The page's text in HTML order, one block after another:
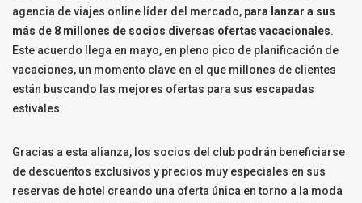
agencia de viajes online líder del mercado, para lanzar a sus
más de 8 millones de socios diversas ofertas vacacionales.
Este acuerdo llega en mayo, en pleno pico de planificación de
vacaciones, un momento clave en el que millones de clientes
están buscando las mejores ofertas para sus escapadas
estivales.
Gracias a esta alianza, los socios del club podrán beneficiarse
de descuentos exclusivos y precios muy especiales en sus
reservas de hotel creando una oferta única en torno a la moda